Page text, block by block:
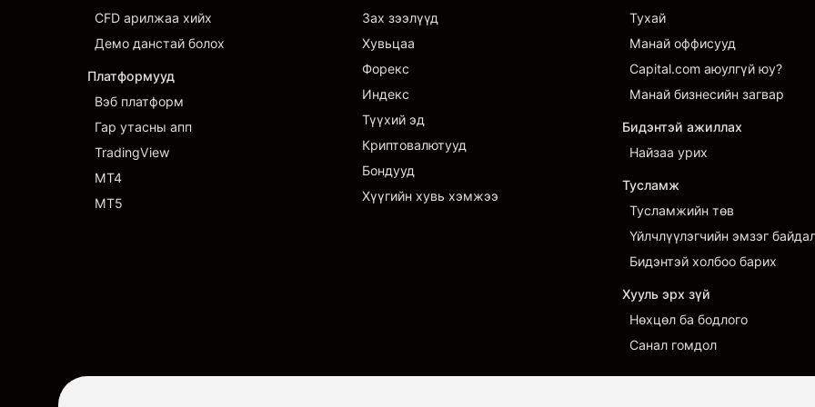
CFD арилжаа хийх
Демо данстай болох
Платформууд
Вэб платформ
Гар утасны апп
TradingView
MT4
MT5
Зах зээлүүд
Хувьцаа
Форекс
Индекс
Түүхий эд
Криптовалютууд
Бондууд
Хүүгийн хувь хэмжээ
Тухай
Манай оффисууд
Capital.com аюулгүй юу?
Манай бизнесийн загвар
Бидэнтэй ажиллах
Найзаа урих
Тусламж
Тусламжийн төв
Үйлчлүүлэгчийн эмзэг
Бидэнтэй холбоо барих
Хууль эрх зүй
Нөхцөл ба бодлого
Санал гомдол